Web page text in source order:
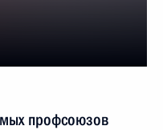
профсоюзов